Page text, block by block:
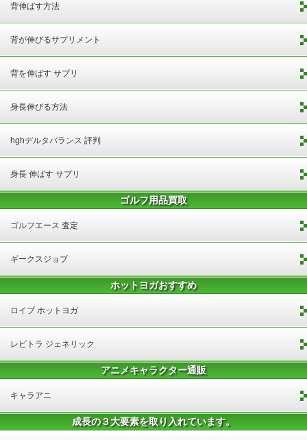
背伸ばす方法
背が伸びるサプリメント
背を伸ばす サプリ
身長伸びる方法
hghデルタバランス 評判
身長 伸ばす サプリ
ゴルフ用品買取
ゴルフエース 査定
ギークスジョブ
ホットヨガおすすめ
ロイブ ホットヨガ
レビトラ ジェネリック
アニメキャラクター通販
キャラアニ
成長の３大要素を取り入れています。